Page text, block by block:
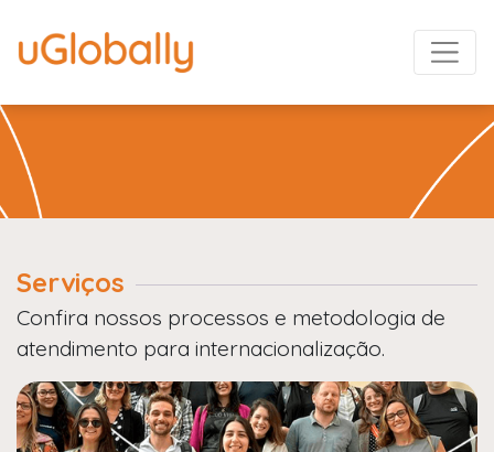
Serviços
Confira nossos processos e metodologia de
atendimento para internacionalização.